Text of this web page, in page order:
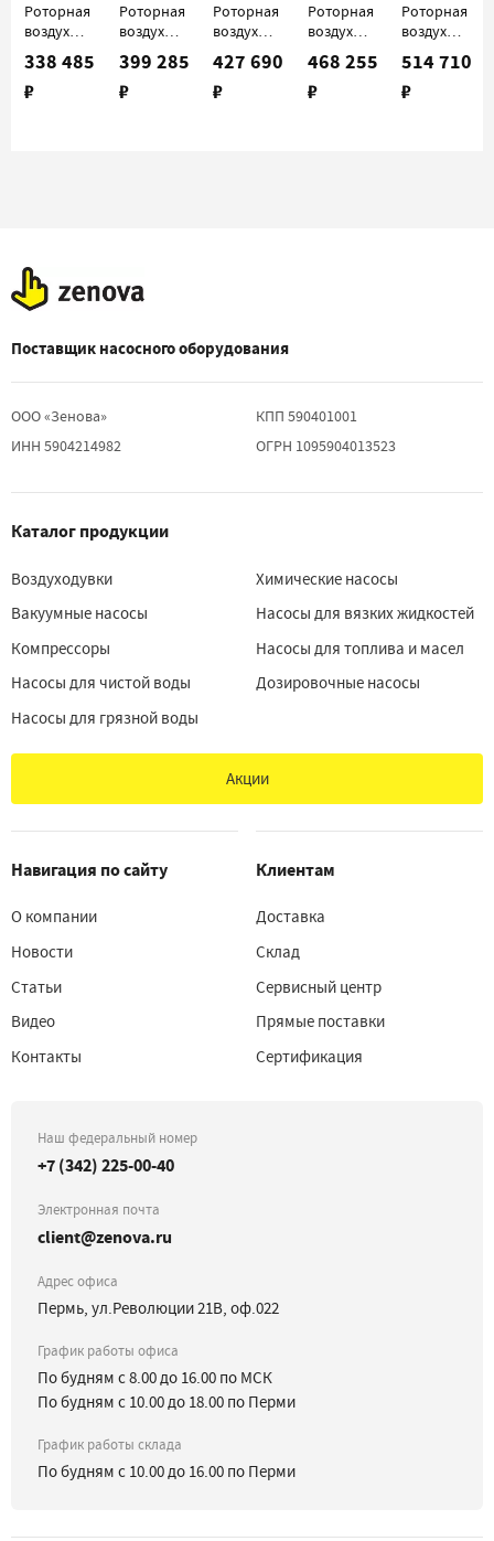
Роторная
воздуходувка
Lutos DT
6/42 (600)
338 485
₽
Роторная
воздуходувка
Lutos DT
10/42
(600)
399 285
₽
Роторная
воздуходувка
Lutos DT
20/42
(600)
427 690
₽
Роторная
воздуходувка
Lutos DT
30/42
(600)
468 255
₽
Роторная
воздуходувка
30/72
(600)
514 710
₽
Поставщик насосного оборудования
ООО «Зенова»
ИНН 5904214982
КПП 590401001
ОГРН 1095904013523
Каталог продукции
Воздуходувки
Вакуумные насосы
Компрессоры
Насосы для чистой воды
Насосы для грязной воды
Химические насосы
Насосы для вязких жидкостей
Насосы для топлива и масел
Дозировочные насосы
Акции
Навигация по сайту
О компании
Новости
Статьи
Видео
Контакты
Клиентам
Доставка
Склад
Сервисный центр
Прямые поставки
Сертификация
Наш федеральный номер
+7 (342) 225-00-40
Электронная почта
client@zenova.ru
Адрес офиса
Пермь, ул.Революции 21В, оф.022
График работы офиса
По будням с 8.00 до 16.00 по МСК
По будням с 10.00 до 18.00 по Перми
График работы склада
По будням с 10.00 до 16.00 по Перми